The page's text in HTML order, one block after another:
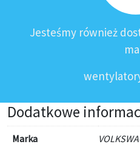
Jesteśmy również
Dodatkowe
Marka